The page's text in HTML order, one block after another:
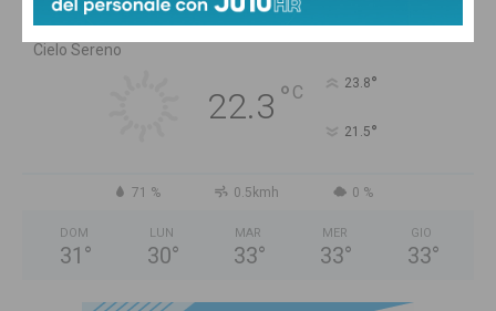
PISTOIA
Cielo Sereno
22.3 ° C 23.8°
21.5°
71 % 0.5kmh 0 %
DOM
31 °
LUN
30°
MAR
33°
MER
33°
GIO
33°